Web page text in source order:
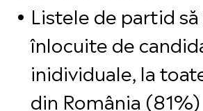
Listele de partid
înlocuite de
inidividuale, la
din România (81%)